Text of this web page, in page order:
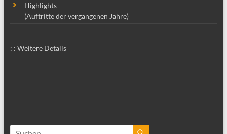
Highlights
(Auftritte der vergangenen Jahre)
: : Weitere Details